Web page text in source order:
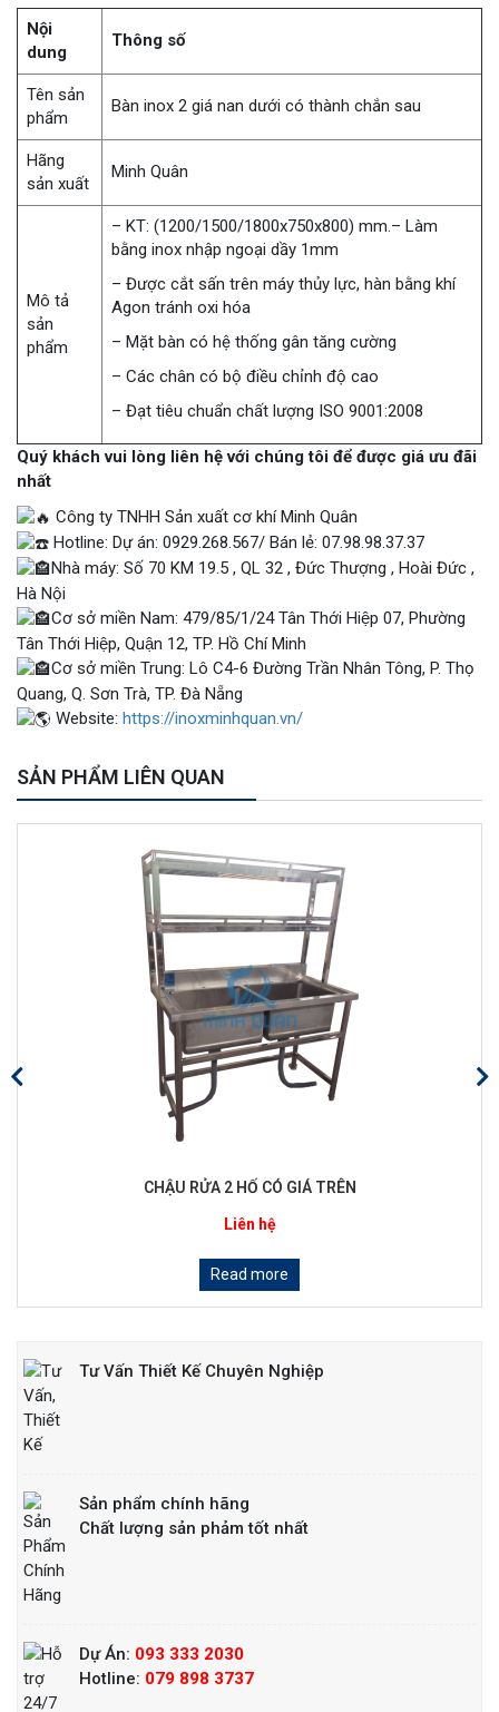
Nội
dung
Thông số
Tên sản
phẩm
Bàn inox 2 giá nan dưới có thành chắn sau
Hãng
sản xuất
Minh Quân
Mô tả
sản
phẩm
– KT: (1200/1500/1800x750x800) mm.– Làm
bằng inox nhập ngoại dầy 1mm
– Được cắt sấn trên máy thủy lực, hàn bằng khí
Agon tránh oxi hóa
– Mặt bàn có hệ thống gân tăng cường
– Các chân có bộ điều chỉnh độ cao
– Đạt tiêu chuẩn chất lượng ISO 9001:2008
Quý khách vui lòng liên hệ với chúng tôi để được giá ưu đãi
nhất
Công ty TNHH Sản xuất cơ khí Minh Quân
Hotline: Dự án: 0929.268.567/ Bán lẻ: 07.98.98.37.37
Nhà máy: Số 70 KM 19.5 , QL 32 , Đức Thượng , Hoài Đức ,
Hà Nội
Cơ sở miền Nam: 479/85/1/24 Tân Thới Hiệp 07, Phường
Tân Thới Hiệp, Quận 12, TP. Hồ Chí Minh
Cơ sở miền Trung: Lô C4-6 Đường Trần Nhân Tông, P. Thọ
Quang, Q. Sơn Trà, TP. Đà Nẵng
Website: https://inoxminhquan.vn/
SẢN PHẨM LIÊN QUAN
CHẬU RỬA 2 HỐ CÓ GIÁ TRÊN
Liên hệ
Read more
Tư Vấn Thiết Kế Chuyên Nghiệp
Sản phẩm chính hãng
Chất lượng sản phảm tốt nhất
Dự Án: 093 333 2030
Hotline: 079 898 3737